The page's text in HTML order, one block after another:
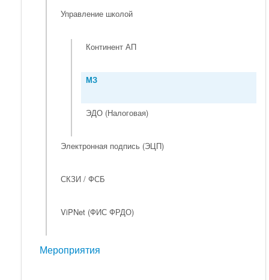
Управление школой
Континент АП
МЗ
ЭДО (Налоговая)
Электронная подпись (ЭЦП)
СКЗИ / ФСБ
ViPNet (ФИС ФРДО)
Мероприятия